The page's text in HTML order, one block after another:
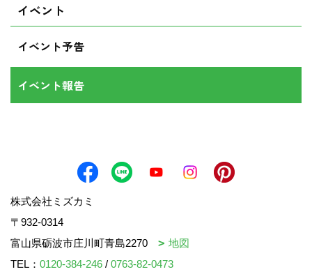
イベント
イベント予告
イベント報告
株式会社ミズカミ
〒932-0314
富山県砺波市庄川町青島2270
地図
TEL： 0120-384-246 / 0763-82-0473